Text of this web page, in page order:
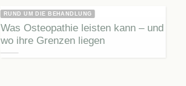
RUND UM DIE BEHANDLUNG
Was Osteopathie leisten kann – und
wo ihre Grenzen liegen